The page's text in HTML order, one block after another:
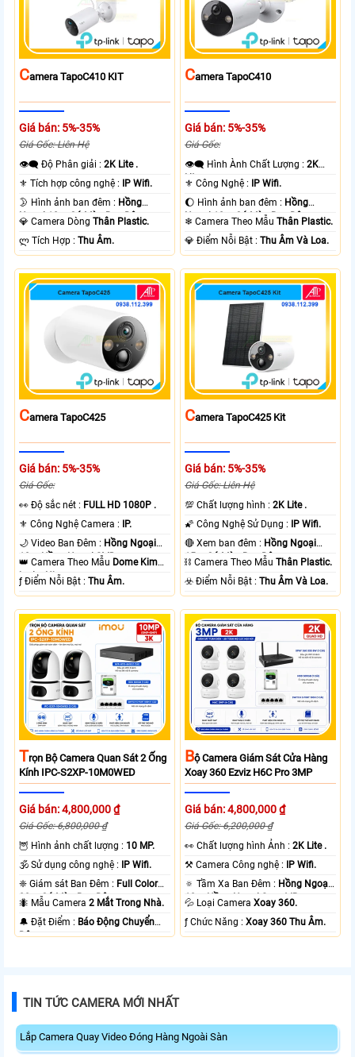
CAmera TapoC410 KIT
Giá bán: 5%-35%
Giá Gốc: Liên Hệ
👁️‍🗨 Độ Phân giải :2K Lite .
⚜️ Tích hợp công nghệ : IP Wifi.
🌛 Hình ảnh ban đêm : Hồng
Ngoại 10m Có Màu Ban Ðêm.
💎 Camera DòngThân Plastic.
️ლ Tích Hợp :Thu Âm.
CAmera TapoC410
Giá bán: 5%-35%
Giá Gốc:
👁️‍🗨 Hình Ành Chất Lượng :2K
Lite .
⚜️ Công Nghệ : IP Wifi.
🌔 Hình ảnh ban đêm : Hồng
Ngoại 10m Có Màu Ban Ðêm.
❄ Camera Theo MẫuThân Plastic.
️💎 Điểm Nỗi Bật :Thu Âm Và Loa.
CAmera TapoC425
Giá bán: 5%-35%
Giá Gốc:
️👀 Độ sắc nét : FULL HD 1080P .
⚜️ Công Nghệ Camera : IP.
🌙 Video Ban Đêm : Hồng Ngoại
10m Hồng Ngoại SMD.
👑 Camera Theo Mẫu Dome Kim
loại + Nhựa.
️ƒ Điểm Nỗi Bật :Thu Âm.
CAmera TapoC425 Kit
Giá bán: 5%-35%
Giá Gốc: Liên Hệ
💯 Chất lượng hình :2K Lite .
🌠 Công Nghệ Sử Dụng : IP Wifi.
🔴 Xem ban đêm : Hồng Ngoại
15m Có Màu Ban Ðêm.
⛓ Camera Theo MẫuThân Plastic.
️☣️ Điểm Nỗi Bật :Thu Âm Và Loa.
TRọn Bộ Camera Quan Sát 2 Ống
Kính IPC-S2XP-10M0WED
Giá bán: 4,800,000 ₫
Giá Gốc: 6,800,000 ₫
🦉 Hình ảnh chất lượng : 10 MP.
🕉️ Sử dụng công nghệ : IP Wifi.
❈ Giám sát Ban Đêm : Full Color
20m Có Màu Ban Ðêm.
🐜 Mẫu Camera2 Mắt Trong Nhà.
️🔔 Đặt Điểm : Báo Động Chuyển
Động.
BỘ Camera Giám Sát Cửa Hàng
Xoay 360 Ezviz H6C Pro 3MP
Giá bán: 4,800,000 ₫
Giá Gốc: 6,200,000 ₫
️👀 Chất lượng hình Ảnh :2K Lite .
⚒ Camera Công nghệ : IP Wifi.
🔅 Tầm Xa Ban Đêm : Hồng Ngoại
10m Hồng Ngoại Smart IR.
💦 Loại CameraXoay 360.
️ƒ Chức Năng :Xoay 360 Thu Âm.
TIN TỨC CAMERA MỚI NHẤT
Lắp Camera Quay Video Đóng Hàng Ngoài Sàn